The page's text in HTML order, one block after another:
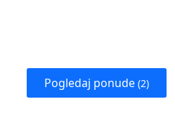
Pogledaj ponude (2)